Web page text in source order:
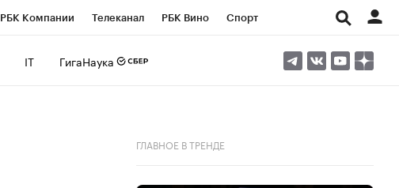
РБК Компании Телеканал РБК Вино Спорт
IT ГигаНаука
ГЛАВНОЕ В ТРЕНДЕ